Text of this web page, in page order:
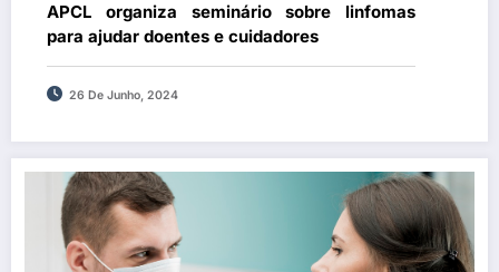
APCL organiza seminário sobre linfomas
para ajudar doentes e cuidadores
26 De Junho, 2024